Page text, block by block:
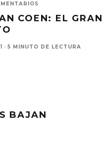
COEN: EL GRAN
· 5 MINUTO DE LECTURA
BAJAN